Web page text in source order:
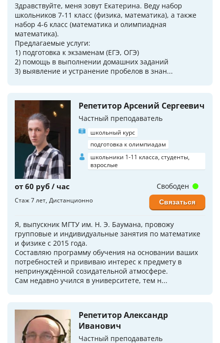
Здравствуйте, меня зовут Екатерина. Веду набор
школьников 7-11 класс (физика, математика), а также
набор 4-6 класс (математика и олимпиадная
математика).
Предлагаемые услуги:
1) подготовка к экзаменам (ЕГЭ, ОГЭ)
2) помощь в выполнении домашних заданий
3) выявление и устранение пробелов в знан...
Репетитор Арсений Сергеевич
Частный преподаватель
школьный курс
подготовка к олимпиадам
школьники 1-11 класса, студенты,
взрослые
от 60 руб / час
Стаж 7 лет Дистанционно
Я, выпускник МГТУ им. Н. Э. Баумана, провожу
групповые и индивидуальные занятия по математике
и физике с 2015 года.
Составляю программу обучения на основании ваших
потребностей и прививаю интерес к предмету в
непринуждённой созидательной атмосфере.
Сам недавно учился в университете, тем н...
Свободен
Связаться
Репетитор Александр
Иванович
Частный преподаватель